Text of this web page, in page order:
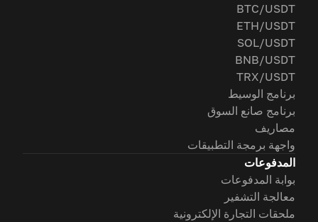
BTC/USDT
ETH/USDT
SOL/USDT
BNB/USDT
TRX/USDT
برنامج الوسيط
برنامج صانع السوق
مصاريف
واجهة برمجة التطبيقات
المدفوعات
بوابة المدفوعات
معالجة التشفير
ملحقات التجارة الإلكترونية